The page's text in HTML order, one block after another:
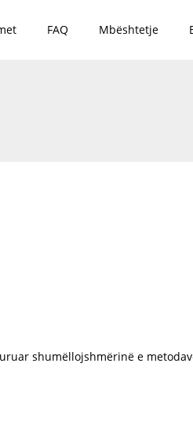
FAQ Mbështetje
shumëllojshmërinë e